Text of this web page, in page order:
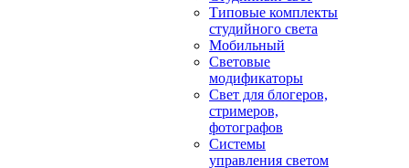
Типовые комплекты
студийного света
Мобильный
Световые
модификаторы
Свет для блогеров,
стримеров,
фотографов
Системы
управления светом